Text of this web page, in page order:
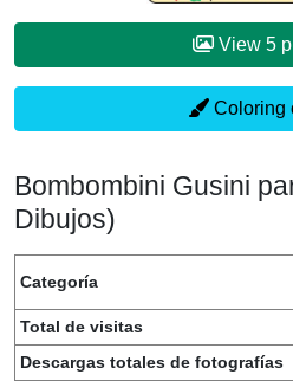
Coloring
Bombombini Gusini
Dibujos)
Categoría
Total de visitas
Descargas totales de fotografías